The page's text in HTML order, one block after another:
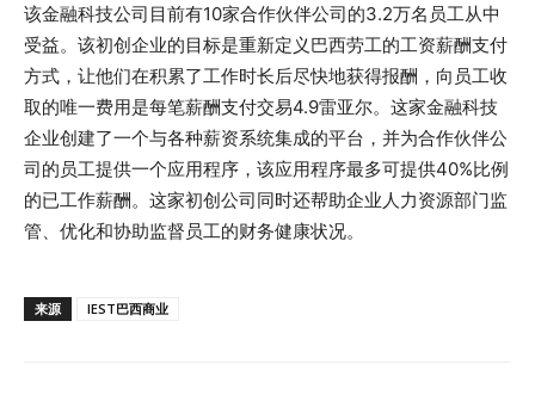
该金融科技公司目前有10家合作伙伴公司的3.2万名员工从中
受益。该初创企业的目标是重新定义巴西劳工的工资薪酬支付
方式，让他们在积累了工作时长后尽快地获得报酬，向员工收
取的唯一费用是每笔薪酬支付交易4.9雷亚尔。这家金融科技
企业创建了一个与各种薪资系统集成的平台，并为合作伙伴公
司的员工提供一个应用程序，该应用程序最多可提供40%比例
的已工作薪酬。这家初创公司同时还帮助企业人力资源部门监
管、优化和协助监督员工的财务健康状况。
来源 IEST巴西商业